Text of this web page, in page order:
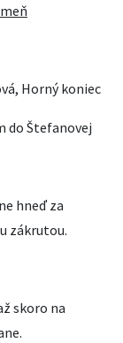
Horný koniec
do Štefanovej
hneď za
zákrutou.
skoro na